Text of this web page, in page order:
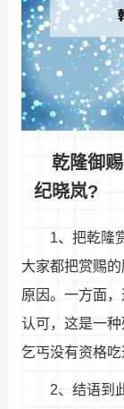
乾隆御
纪晓岚?
1、把乾隆
大家都把赏赐
原因。一方面
认可，这是一
乞丐没有资格吃
2、结语到